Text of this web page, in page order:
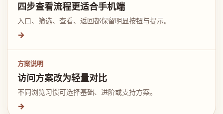
四步查看流程更适合手机端
入口、筛选、查看、返回都保留明显按钮与提示。
→
方案说明
访问方案改为轻量对比
不同浏览习惯可选择基础、进阶或支持方案。
→